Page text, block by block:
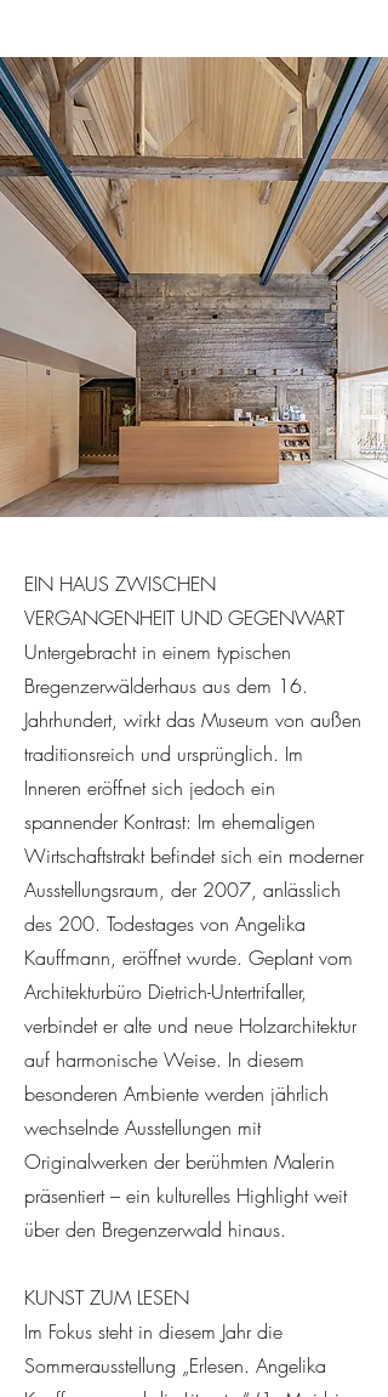
EIN HAUS ZWISCHEN
VERGANGENHEIT UND GEGENWART
Untergebracht in einem typischen
Bregenzerwälderhaus aus dem 16.
Jahrhundert, wirkt das Museum von außen
traditionsreich und ursprünglich. Im
Inneren eröffnet sich jedoch ein
spannender Kontrast: Im ehemaligen
Wirtschaftstrakt befindet sich ein moderner
Ausstellungsraum, der 2007, anlässlich
des 200. Todestages von Angelika
Kauffmann, eröffnet wurde. Geplant vom
Architekturbüro Dietrich-Untertrifaller,
verbindet er alte und neue Holzarchitektur
auf harmonische Weise. In diesem
besonderen Ambiente werden jährlich
wechselnde Ausstellungen mit
Originalwerken der berühmten Malerin
präsentiert – ein kulturelles Highlight weit
über den Bregenzerwald hinaus.
KUNST ZUM LESEN
Im Fokus steht in diesem Jahr die
Sommerausstellung „Erlesen. Angelika